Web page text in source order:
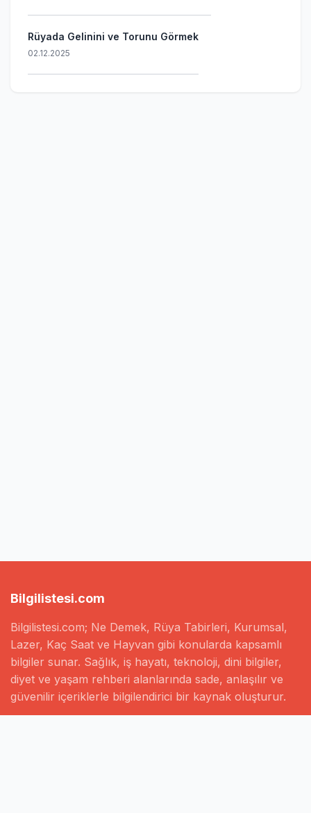
Rüyada Gelinini ve Torunu Görmek
02.12.2025
Bilgilistesi.com
Bilgilistesi.com; Ne Demek, Rüya Tabirleri, Kurumsal,
Lazer, Kaç Saat ve Hayvan gibi konularda kapsamlı
bilgiler sunar. Sağlık, iş hayatı, teknoloji, dini bilgiler,
diyet ve yaşam rehberi alanlarında sade, anlaşılır ve
güvenilir içeriklerle bilgilendirici bir kaynak oluşturur.